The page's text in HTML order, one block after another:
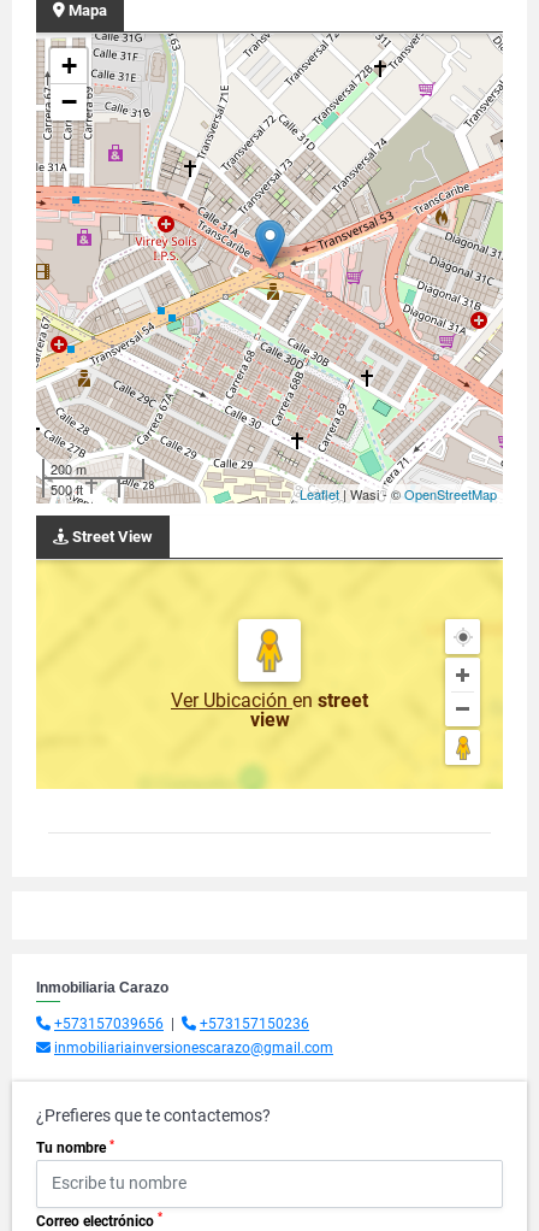
Mapa
+
−
200 m
500 ft
Leaflet| Wasi - ©OpenStreetMap
Street View
Ver Ubicación en street
view
Inmobiliaria Carazo
+573157039656
+573157150236
inmobiliariainversionescarazo@gmail.com
¿Prefieres que te contactemos?
Tu nombre *
Correo electrónico *